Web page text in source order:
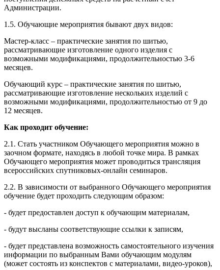
Администрации.
1.5. Обучающие мероприятия бывают двух видов:
Мастер-класс – практические занятия по шитью,
рассматривающие изготовление одного изделия с
возможными модификациями, продолжительностью 3-6
месяцев.
Обучающий курс – практические занятия по шитью,
рассматривающие изготовление нескольких изделий с
возможными модификациями, продолжительностью от 9 до
12 месяцев.
Как проходит обучение:
2.1. Стать участником Обучающего мероприятия можно в
заочном формате, находясь в любой точке мира. В рамках
Обучающего мероприятия может проводиться трансляция
всероссийских спутниковых-онлайн семинаров.
2.2. В зависимости от выбранного Обучающего мероприятия
обучение будет проходить следующим образом:
- будет предоставлен доступ к обучающим материалам,
- будут высланы соответствующие ссылки к записям,
- будет представлена возможность самостоятельного изучения
информации по выбранным Вами обучающим модулям
(может состоять из конспектов с материалами, видео-уроков),